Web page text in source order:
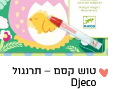
טוש קסם – תרנגול
Djeco